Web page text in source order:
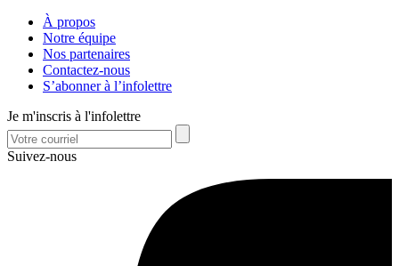
À propos
Notre équipe
Nos partenaires
Contactez-nous
S’abonner à l’infolettre
Je m'inscris à l'infolettre
Suivez-nous